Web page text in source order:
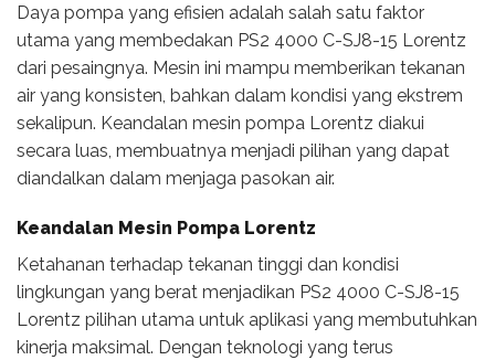
Daya pompa yang efisien adalah salah satu faktor
utama yang membedakan PS2 4000 C-SJ8-15 Lorentz
dari pesaingnya. Mesin ini mampu memberikan tekanan
air yang konsisten, bahkan dalam kondisi yang ekstrem
sekalipun. Keandalan mesin pompa Lorentz diakui
secara luas, membuatnya menjadi pilihan yang dapat
diandalkan dalam menjaga pasokan air.
Keandalan Mesin Pompa Lorentz
Ketahanan terhadap tekanan tinggi dan kondisi
lingkungan yang berat menjadikan PS2 4000 C-SJ8-15
Lorentz pilihan utama untuk aplikasi yang membutuhkan
kinerja maksimal. Dengan teknologi yang terus